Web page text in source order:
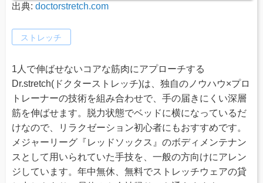
出典: doctorstretch.com
ストレッチ
1人で伸ばせないコアな筋肉にアプローチする
Dr.stretch(ドクターストレッチ)は、独自のノウハウ×プロ
トレーナーの技術を組み合わせで、手の届きにくい深層
筋を伸ばせます。脱力状態でベッドに横になっているだ
けなので、リラクゼーション初心者にもおすすめです。
メジャーリーグ『レッドソックス』のボディメンテナン
スとして用いられていた手技を、一般の方向けにアレン
ジしています。年中無休、無料でストレッチウェアの貸